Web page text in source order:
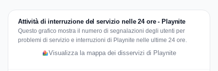
Attività di interruzione del servizio nelle 24 ore - Playnite
Questo grafico mostra il numero di segnalazioni degli utenti per
problemi di servizio e interruzioni di Playnite nelle ultime 24 ore.
Visualizza la mappa dei disservizi di Playnite